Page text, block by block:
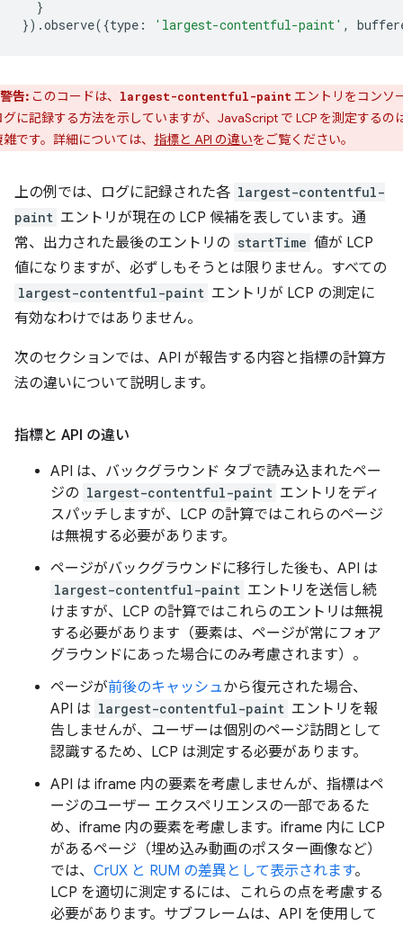
}
}).observe({type : 'largest-contentful-paint' ,
警告: このコードは、 largest-contentful-paint エントリをコンソ
グに記録する方法を示していますが、JavaScript で LCP を測定するの
です。詳細については、 指標と API の違いをご覧ください。
上の例では、ログに記録された各 largest-contentful-
paint エントリが現在の LCP 候補を表しています。通
常、出力された最後のエントリの startTime 値が LCP
値になりますが、必ずしもそうとは限りません。すべての
largest-contentful-paint エントリが LCP の測定に
有効なわけではありません。
次のセクションでは、API が報告する内容と指標の計算方
法の違いについて説明します。
指標と API の違い
API は、バックグラウンド タブで読み込まれたペー
ジの largest-contentful-paint エントリをディ
スパッチしますが、LCP の計算ではこれらのページ
は無視する必要があります。
ページがバックグラウンドに移行した後も、API は
largest-contentful-paint エントリを送信し続
けますが、LCP の計算ではこれらのエントリは無視
する必要があります（要素は、ページが常にフォア
グラウンドにあった場合にのみ考慮されます）。
ページが前後のキャッシュから復元された場合、
API は largest-contentful-paint エントリを報
告しませんが、ユーザーは個別のページ訪問として
認識するため、LCP は測定する必要があります。
API は iframe 内の要素を考慮しませんが、指標はペ
ージのユーザー エクスペリエンスの一部であるた
め、iframe 内の要素を考慮します。iframe 内に LCP
があるページ（埋め込み動画のポスター画像など）
では、 CrUX と RUM の差異として表示されます。
LCP を適切に測定するには、これらの点を考慮する
必要があります。サブフレームは、API を使用して